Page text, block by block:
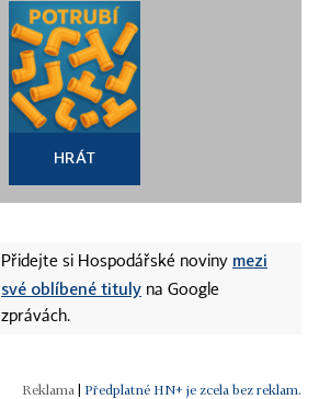
HRÁT
Přidejte si Hospodářské noviny mezi
své oblíbené tituly na Google
zprávách.
Předplatné HN+ je zcela bez reklam.